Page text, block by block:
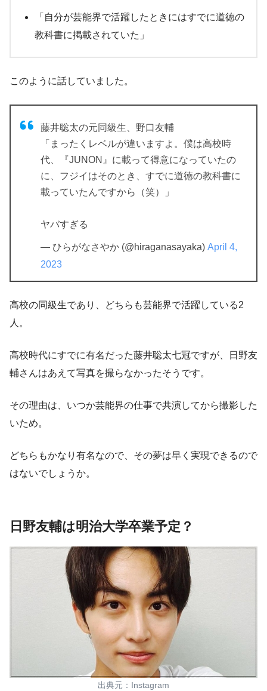
「自分が芸能界で活躍したときにはすでに道徳の
教科書に掲載されていた」
このように話していました。
藤井聡太の元同級生、野口友輔
「まったくレベルが違いますよ。僕は高校時
代、『JUNON』に載って得意になっていたの
に、フジイはそのとき、すでに道徳の教科書に
載っていたんですから（笑）」
ヤバすぎる
— ひらがなさやか (@hiraganasayaka) April 4,
2023
高校の同級生であり、どちらも芸能界で活躍している2
人。
高校時代にすでに有名だった藤井聡太七冠ですが、日野友
輔さんはあえて写真を撮らなかったそうです。
その理由は、 いつか芸能界の仕事で共演してから撮影した
いため。
どちらもかなり有名なので、その夢は早く実現できるので
はないでしょうか。
日野友輔は明治大学卒業予定？
出典元：Instagram